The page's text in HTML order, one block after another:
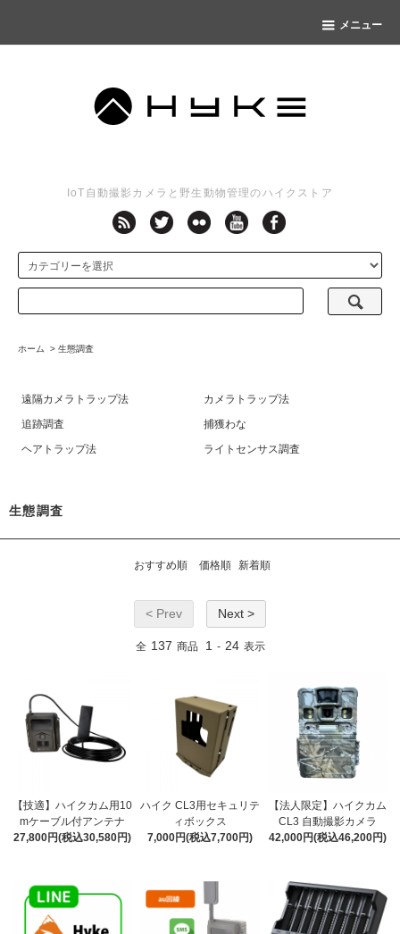
メニュー
IoT自動撮影カメラと野生動物管理のハイクストア
ホーム > 生態調査
遠隔カメラトラップ法
カメラトラップ法
追跡調査
捕獲わな
ヘアトラップ法
ライトセンサス調査
生態調査
おすすめ順 価格順 新着順
< Prev Next >
全 137 商品 1 - 24 表示
【技適】ハイクカム用10
mケーブル付アンテナ
27,800円(税込30,580円)
ハイク CL3用セキュリテ
ィボックス
7,000円(税込7,700円)
【法人限定】ハイクカム
CL3 自動撮影カメラ
42,000円(税込46,200円)